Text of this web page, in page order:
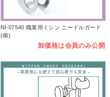
NI-07540 職業用ミシン ニードルガード
(個)
卸価格は会員のみ公開